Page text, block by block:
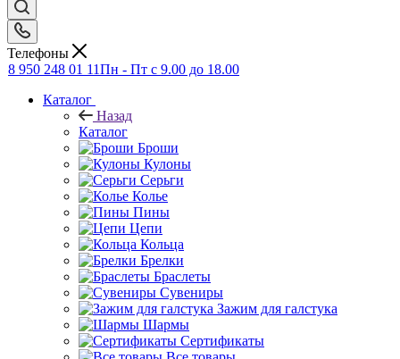
Телефоны
8 950 248 01 11Пн - Пт с 9.00 до 18.00
Каталог
Назад
Каталог
Броши
Кулоны
Серьги
Колье
Пины
Цепи
Кольца
Брелки
Браслеты
Сувениры
Зажим для галстука
Шармы
Сертификаты